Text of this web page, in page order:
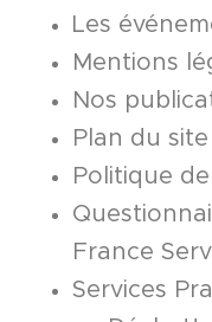
Les
Mentions
Nos
Plan du site
Politique
France
Services